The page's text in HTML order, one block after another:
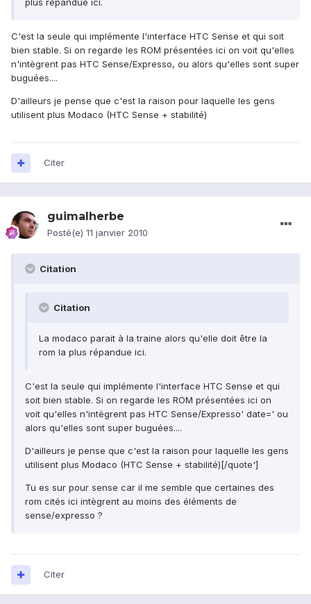
plus répandue ici.
C'est la seule qui implémente l'interface HTC Sense et qui soit
bien stable. Si on regarde les ROM présentées ici on voit qu'elles
n'intègrent pas HTC Sense/Expresso, ou alors qu'elles sont super
buguées....
D'ailleurs je pense que c'est la raison pour laquelle les gens
utilisent plus Modaco (HTC Sense + stabilité)
Citer
guimalherbe
Posté(e) 11 janvier 2010
Citation
Citation
La modaco parait à la traine alors qu'elle doit être la
rom la plus répandue ici.
C'est la seule qui implémente l'interface HTC Sense et qui
soit bien stable. Si on regarde les ROM présentées ici on
voit qu'elles n'intègrent pas HTC Sense/Expresso' date=' ou
alors qu'elles sont super buguées....
D'ailleurs je pense que c'est la raison pour laquelle les gens
utilisent plus Modaco (HTC Sense + stabilité)[/quote']
Tu es sur pour sense car il me semble que certaines des
rom cités ici intègrent au moins des éléments de
sense/expresso ?
Citer